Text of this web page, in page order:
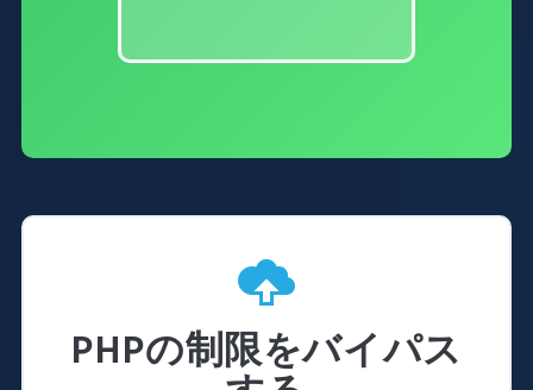
PHPの制限をバイパス